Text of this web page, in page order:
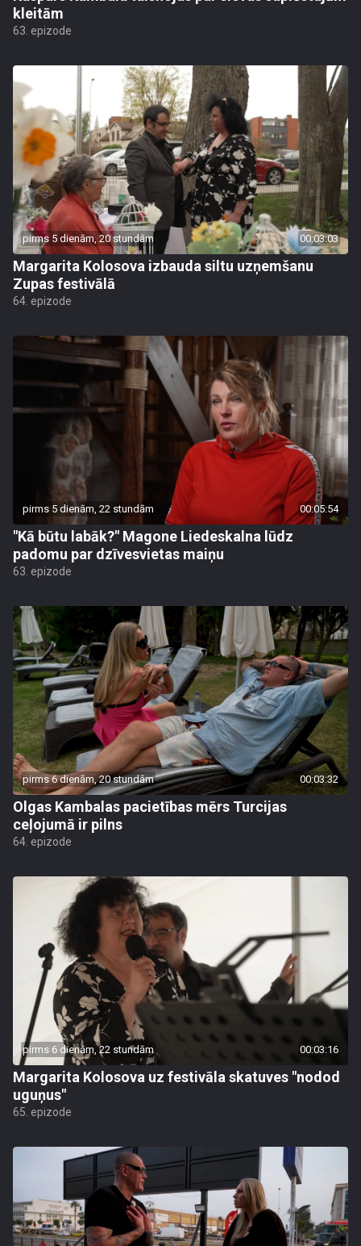
kleitām
63. epizode
pirms 5 dienām, 20 stundām 00:03:03
Margarita Kolosova izbauda siltu uzņemšanu
Zupas festivālā
64. epizode
pirms 5 dienām, 22 stundām 00:05:54
"Kā būtu labāk?" Magone Liedeskalna lūdz
padomu par dzīvesvietas maiņu
63. epizode
pirms 6 dienām, 20 stundām 00:03:32
Olgas Kambalas pacietības mērs Turcijas
ceļojumā ir pilns
64. epizode
pirms 6 dienām, 22 stundām 00:03:16
Margarita Kolosova uz festivāla skatuves "nodod
uguņus"
65. epizode